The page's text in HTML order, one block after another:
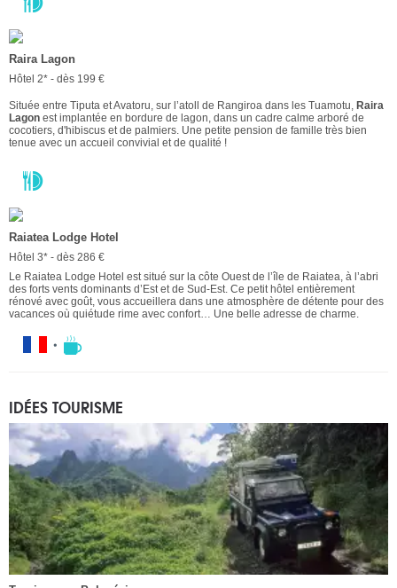
Raira Lagon
Hôtel 2* - dès 199 €
Située entre Tiputa et Avatoru, sur l’atoll de Rangiroa dans les Tuamotu, Raira
Lagon est implantée en bordure de lagon, dans un cadre calme arboré de
cocotiers, d'hibiscus et de palmiers. Une petite pension de famille très bien
tenue avec un accueil convivial et de qualité !
Raiatea Lodge Hotel
Hôtel 3* - dès 286 €
Le Raiatea Lodge Hotel est situé sur la côte Ouest de l’île de Raiatea, à l’abri
des forts vents dominants d’Est et de Sud-Est. Ce petit hôtel entièrement
rénové avec goût, vous accueillera dans une atmosphère de détente pour des
vacances où quiétude rime avec confort… Une belle adresse de charme.
IDÉES TOURISME